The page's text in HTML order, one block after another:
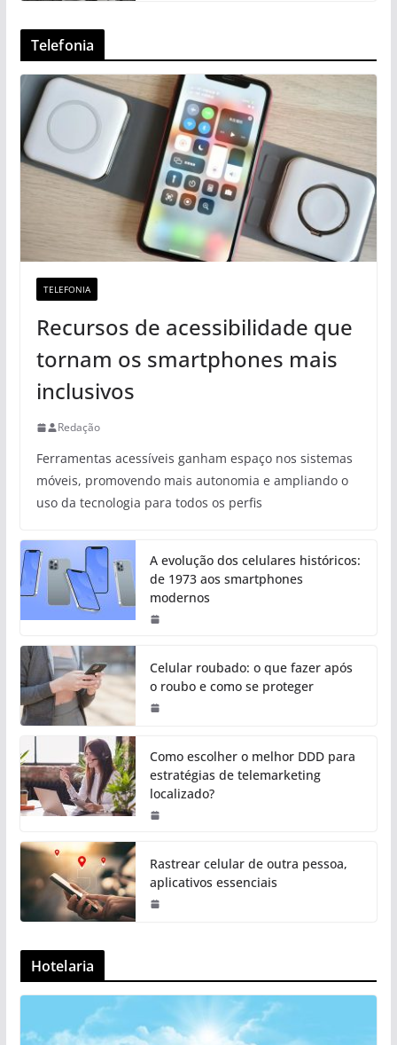
Telefonia
TELEFONIA
Recursos de acessibilidade que
tornam os smartphones mais
inclusivos
Redação
Ferramentas acessíveis ganham espaço nos sistemas
móveis, promovendo mais autonomia e ampliando o
uso da tecnologia para todos os perfis
A evolução dos celulares históricos:
de 1973 aos smartphones
modernos
Celular roubado: o que fazer após
o roubo e como se proteger
Como escolher o melhor DDD para
estratégias de telemarketing
localizado?
Rastrear celular de outra pessoa,
aplicativos essenciais
Hotelaria